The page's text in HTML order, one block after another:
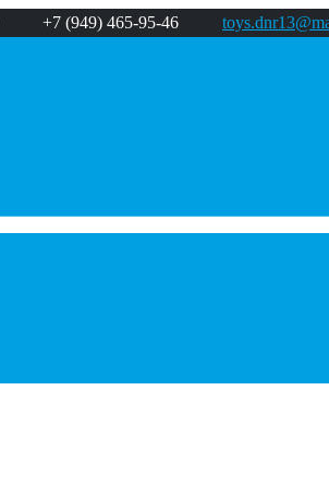
+7 (949) 465-95-46